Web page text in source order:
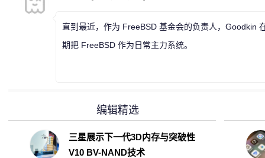
直到最近，作为 FreeBSD 基金会的负责人，Goodkin
期把 FreeBSD 作为日常主力系统。
编辑精选
三星展示下一代3D内存与突破性
V10 BV-NAND技术